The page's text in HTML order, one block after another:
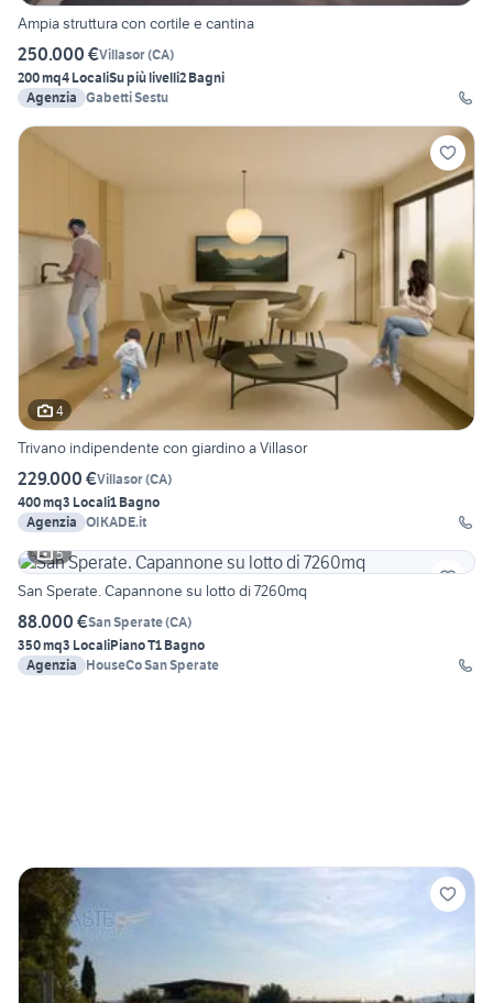
Ampia struttura con cortile e cantina
250.000 €Villasor(CA)
200 mq4 LocaliSu più livelli2 Bagni
Agenzia Gabetti Sestu
4
Trivano indipendente con giardino a Villasor
229.000 €Villasor(CA)
400 mq3 Locali1 Bagno
Agenzia OIKADE.it
5
San Sperate. Capannone su lotto di 7260mq
88.000 €San Sperate(CA)
350 mq3 LocaliPiano T1 Bagno
Agenzia
HouseCo San Sperate